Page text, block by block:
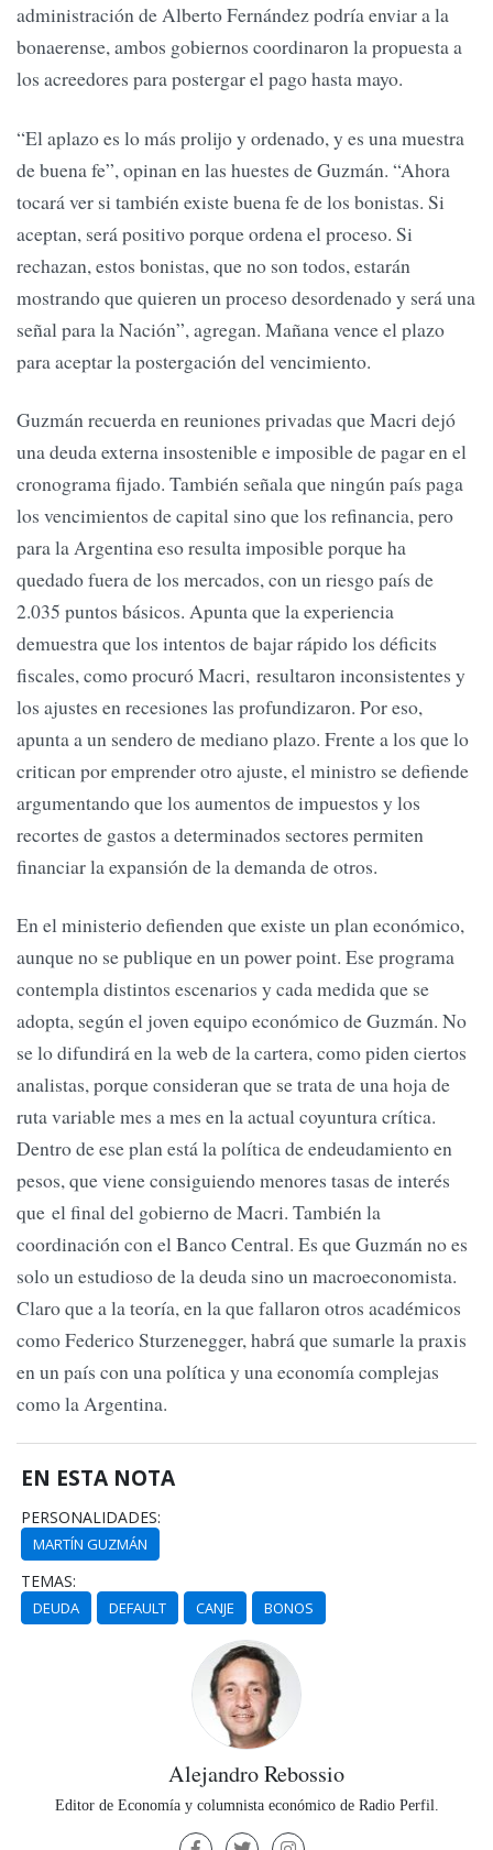
administración de Alberto Fernández podría enviar a la
bonaerense, ambos gobiernos coordinaron la propuesta a
los acreedores para postergar el pago hasta mayo.
“El aplazo es lo más prolijo y ordenado, y es una muestra
de buena fe”, opinan en las huestes de Guzmán. “Ahora
tocará ver si también existe buena fe de los bonistas. Si
aceptan, será positivo porque ordena el proceso. Si
rechazan, estos bonistas, que no son todos, estarán
mostrando que quieren un proceso desordenado y será una
señal para la Nación”, agregan. Mañana vence el plazo
para aceptar la postergación del vencimiento.
Guzmán recuerda en reuniones privadas que Macri dejó
una deuda externa insostenible e imposible de pagar en el
cronograma fijado. También señala que ningún país paga
los vencimientos de capital sino que los refinancia, pero
para la Argentina eso resulta imposible porque ha
quedado fuera de los mercados, con un riesgo país de
2.035 puntos básicos. Apunta que la experiencia
demuestra que los intentos de bajar rápido los déficits
fiscales, como procuró Macri, resultaron inconsistentes y
los ajustes en recesiones las profundizaron. Por eso,
apunta a un sendero de mediano plazo. Frente a los que lo
critican por emprender otro ajuste, el ministro se defiende
argumentando que los aumentos de impuestos y los
recortes de gastos a determinados sectores permiten
financiar la expansión de la demanda de otros.
En el ministerio defienden que existe un plan económico,
aunque no se publique en un power point. Ese programa
contempla distintos escenarios y cada medida que se
adopta, según el joven equipo económico de Guzmán. No
se lo difundirá en la web de la cartera, como piden ciertos
analistas, porque consideran que se trata de una hoja de
ruta variable mes a mes en la actual coyuntura crítica.
Dentro de ese plan está la política de endeudamiento en
pesos, que viene consiguiendo menores tasas de interés
que el final del gobierno de Macri. También la
coordinación con el Banco Central. Es que Guzmán no es
solo un estudioso de la deuda sino un macroeconomista.
Claro que a la teoría, en la que fallaron otros académicos
como Federico Sturzenegger, habrá que sumarle la praxis
en un país con una política y una economía complejas
como la Argentina.
EN ESTA NOTA
PERSONALIDADES:
MARTÍN GUZMÁN
TEMAS:
DEUDA DEFAULT CANJE BONOS
Alejandro Rebossio
Editor de Economía y columnista económico de Radio Perfil.